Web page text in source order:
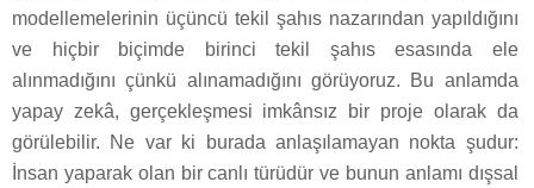
modellemelerinin üçüncü tekil şahıs nazarından yapıldığını
ve hiçbir biçimde birinci tekil şahıs esasında ele
alınmadığını çünkü alınamadığını görüyoruz. Bu anlamda
yapay zekâ, gerçekleşmesi imkânsız bir proje olarak da
görülebilir. Ne var ki burada anlaşılamayan nokta şudur:
İnsan yaparak olan bir canlı türüdür ve bunun anlamı dışsal